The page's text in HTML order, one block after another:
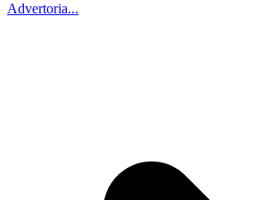
Advertoria...